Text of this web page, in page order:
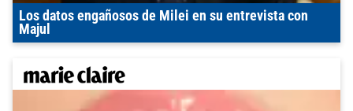
Los datos engañosos de Milei en su entrevista con
Majul